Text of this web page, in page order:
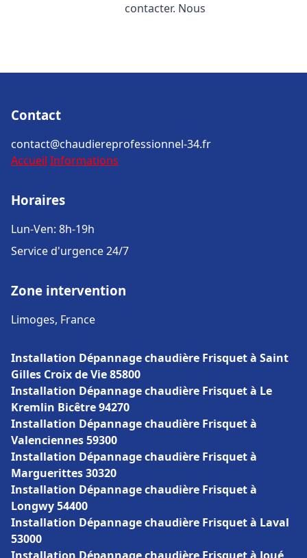
contacter. Nous
Contact
contact@chaudiereprofessionnel-34.fr
Accueil Informations
Horaires
Lun-Ven: 8h-19h
Service d'urgence 24/7
Zone intervention
Limoges, France
Installation Dépannage chaudière Frisquet à Saint
Gilles Croix de Vie 85800
Installation Dépannage chaudière Frisquet à Le
Kremlin Bicêtre 94270
Installation Dépannage chaudière Frisquet à
Valenciennes 59300
Installation Dépannage chaudière Frisquet à
Marguerittes 30320
Installation Dépannage chaudière Frisquet à
Longwy 54400
Installation Dépannage chaudière Frisquet à Laval
53000